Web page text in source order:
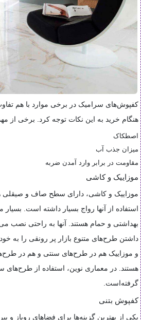
کفپوش‌های سرامیک در برخی موارد با هم
هنگام خرید به این نکات توجه کرد. برخی از
اصطکاک
میزان جذب آب
مقاومت در برابر وارد آمدن ضربه
موزاییک و کاشی
موزاییک و کاشی،‌ دارای سطح صاف و صیقلی
استفاده از آنها رواج بسیار داشته است.
بهداشتی و حمام هستند. آنها به راحتی نصب
داشتن طرح‌های متنوع بازار پر رونقی را به
و موزاییک هم در طرح‌های سنتی و هم در
هستند. در معماری نوین، استفاده از طرح‌های
گرفته‌است.
کفپوش بتنی
یکی از بهترین گزینه‌ها برای فضاهای روباز و